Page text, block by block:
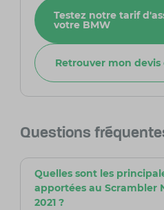
Testez notre tarif
votre BMW
Retrouver mon devis
Questions
Quelles sont les
apportées au Scrambler
2021 ?